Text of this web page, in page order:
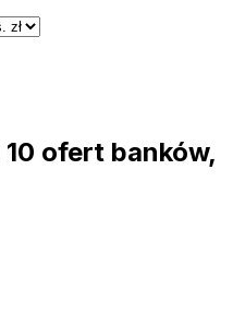
10 ofert banków,